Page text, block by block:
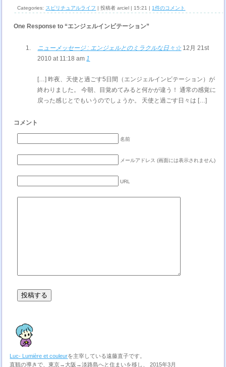
Categories: スピリチュアルライフ | 投稿者 arciel | 15:21 | 1件のコメント
One Response to “エンジェルインビテーション”
ニューメッセージ : エンジェルとのミラクルな日々☆ 12月 21st
2010 at 11:18 am 1
[…] 昨夜、天使と過ごす5日間（エンジェルインビテーション）が
終わりました。 今朝、目覚めてみると何かが違う！ 通常の感覚に
戻った感じとでもいうのでしょうか。 天使と過ごす日々は […]
コメント
名前
メールアドレス (画面には表示されません)
URL
Luc- Lumière et couleurを主宰している遠藤直子です。
直観の導きで、東京→大阪→淡路島へと住まいを移し、 2015年3月